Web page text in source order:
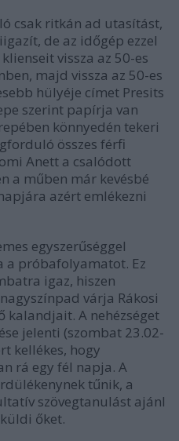
csak ritkán ad utasítást,
de az időgép ezzel
vissza az 50-es
majd vissza az 50-es
hülyéje címet Presits
szerint papírja van
könnyedén tekeri
összes férfi
Anett a csalódott
a műben már kevésbé
azért emlékezni
egyszerűséggel
a próbafolyamatot. Ez
igaz, hiszen
várja Rákosi
kalandjait. A nehézséget
jelenti (szombat 23.02-
kellékes, hogy
rá egy fél napja. A
tűnik, a
szövegtanulást ajánl
őket.